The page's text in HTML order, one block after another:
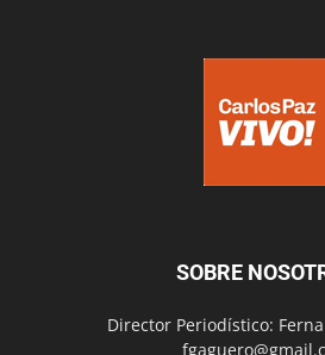
SOBRE
Director Periodístico: